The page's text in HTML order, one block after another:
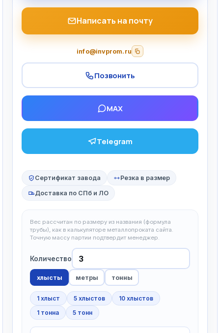
Написать на почту
info@invprom.ru
Позвонить
MAX
Telegram
Сертификат завода Резка в размер
Доставка по СПб и ЛО
Вес рассчитан по размеру из названия (формула
трубы), как в калькуляторе металлопроката сайта.
Точную массу партии подтвердит менеджер.
Количество
хлысты метры тонны
1 хлыст 5 хлыстов
10 хлыстов
1 тонна
5 тонн